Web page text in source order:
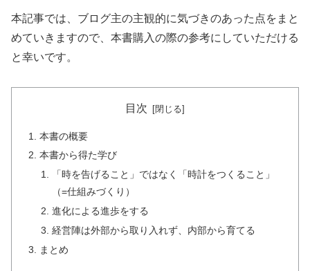
本記事では、ブログ主の主観的に気づきのあった点をまと
めていきますので、本書購入の際の参考にしていただける
と幸いです。
目次
本書の概要
本書から得た学び
「時を告げること」ではなく「時計をつくること」
（=仕組みづくり）
進化による進歩をする
経営陣は外部から取り入れず、内部から育てる
まとめ